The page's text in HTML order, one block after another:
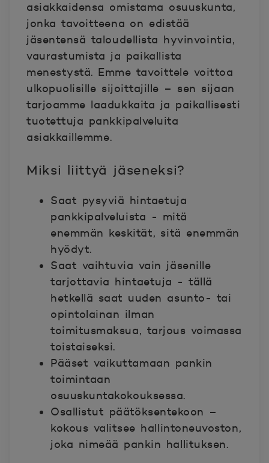
asiakkaidensa omistama osuuskunta,
jonka tavoitteena on edistää
jäsentensä taloudellista hyvinvointia,
vaurastumista ja paikallista
menestystä. Emme tavoittele voittoa
ulkopuolisille sijoittajille – sen sijaan
tarjoamme laadukkaita ja paikallisesti
tuotettuja pankkipalveluita
asiakkaillemme.
Miksi liittyä jäseneksi?
Saat pysyviä hintaetuja
pankkipalveluista - mitä
enemmän keskität, sitä enemmän
hyödyt.
Saat vaihtuvia vain jäsenille
tarjottavia hintaetuja - tällä
hetkellä saat uuden asunto- tai
opintolainan ilman
toimitusmaksua, tarjous voimassa
toistaiseksi.
Pääset vaikuttamaan pankin
toimintaan
osuuskuntakokouksessa.
Osallistut päätöksentekoon –
kokous valitsee hallintoneuvoston,
joka nimeää pankin hallituksen.